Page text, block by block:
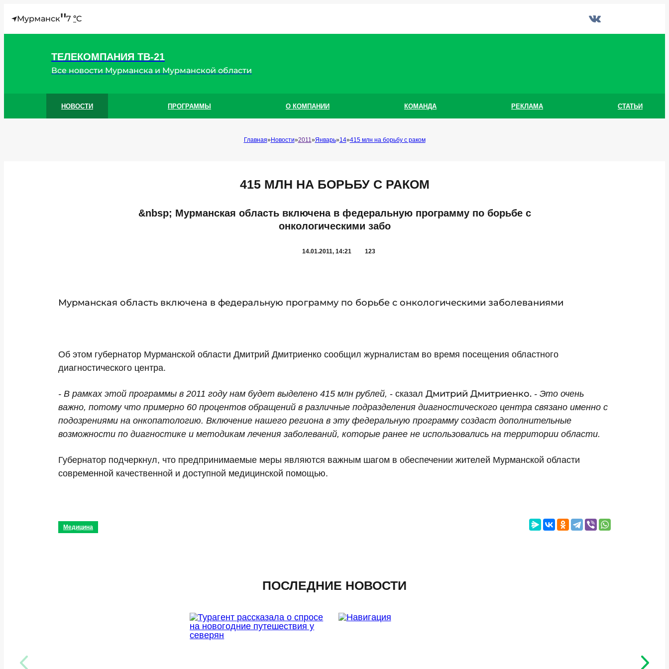
Мурманск"7 °C
ТЕЛЕКОМПАНИЯ ТВ-21
Все новости Мурманска и Мурманской области
НОВОСТИ ПРОГРАММЫ О КОМПАНИИ КОМАНДА РЕКЛАМА СТАТЬИ
Главная Новости 2011 Январь 14 415 млн на борьбу с раком
415 МЛН НА БОРЬБУ С РАКОМ
&nbsp; Мурманская область включена в федеральную программу по борьбе с
онкологическими забо
14.01.2011, 14:21 123
Мурманская область включена в федеральную программу по борьбе с онкологическими заболеваниями
Об этом губернатор Мурманской области Дмитрий Дмитриенко сообщил журналистам во время посещения областного
диагностического центра.
- В рамках этой программы в 2011 году нам будет выделено 415 млн рублей, - сказал Дмитрий Дмитриенко. - Это очень
важно, потому что примерно 60 процентов обращений в различные подразделения диагностического центра связано именно с
подозрениями на онкопатологию. Включение нашего региона в эту федеральную программу создаст дополнительные
возможности по диагностике и методикам лечения заболеваний, которые ранее не использовались на территории области.
Губернатор подчеркнул, что предпринимаемые меры являются важным шагом в обеспечении жителей Мурманской области
современной качественной и доступной медицинской помощью.
Медицина
ПОСЛЕДНИЕ НОВОСТИ